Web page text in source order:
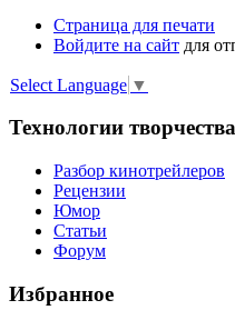
Страница для печати
Войдите на сайт для
Select Language ▼
Технологии
Разбор кинотрейлеров
Рецензии
Юмор
Статьи
Форум
Избранное